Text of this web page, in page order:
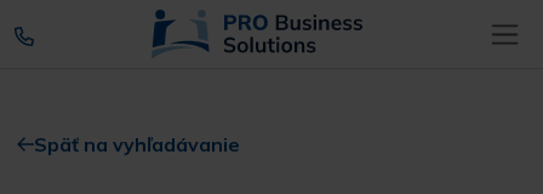
Späť na vyhľadávanie